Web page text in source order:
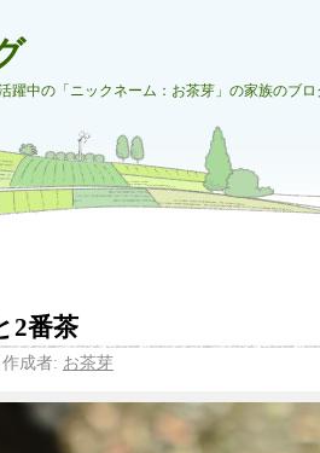
躍中の「ニックネーム：お茶芽」の家族のブ
2番茶
作成者: お茶芽